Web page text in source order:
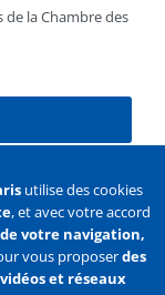
la Chambre des
les cookies
utilise des cookies
, et avec votre accord
votre navigation,
vous proposerdes
et réseaux